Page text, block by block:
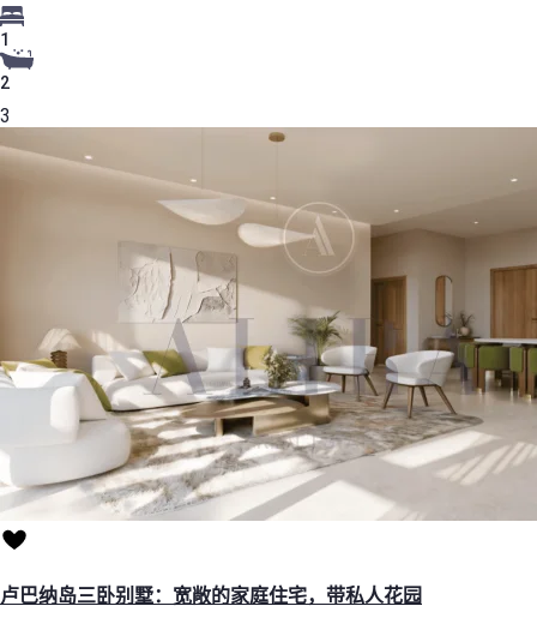
1
2
3
卢巴纳岛三卧别墅：宽敞的家庭住宅，带私人花园